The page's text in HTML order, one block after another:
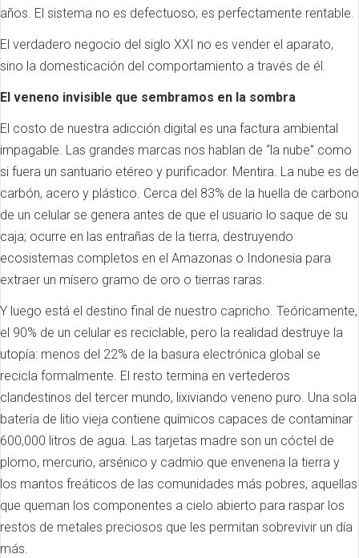
años. El sistema no es defectuoso; es perfectamente rentable.
El verdadero negocio del siglo XXI no es vender el aparato,
sino la domesticación del comportamiento a través de él.
El veneno invisible que sembramos en la sombra
El costo de nuestra adicción digital es una factura ambiental
impagable. Las grandes marcas nos hablan de “la nube” como
si fuera un santuario etéreo y purificador. Mentira. La nube es de
carbón, acero y plástico. Cerca del 83% de la huella de carbono
de un celular se genera antes de que el usuario lo saque de su
caja; ocurre en las entrañas de la tierra, destruyendo
ecosistemas completos en el Amazonas o Indonesia para
extraer un mísero gramo de oro o tierras raras.
Y luego está el destino final de nuestro capricho. Teóricamente,
el 90% de un celular es reciclable, pero la realidad destruye la
utopía: menos del 22% de la basura electrónica global se
recicla formalmente. El resto termina en vertederos
clandestinos del tercer mundo, lixiviando veneno puro. Una sola
batería de litio vieja contiene químicos capaces de contaminar
600,000 litros de agua. Las tarjetas madre son un cóctel de
plomo, mercurio, arsénico y cadmio que envenena la tierra y
los mantos freáticos de las comunidades más pobres, aquellas
que queman los componentes a cielo abierto para raspar los
restos de metales preciosos que les permitan sobrevivir un día
más.